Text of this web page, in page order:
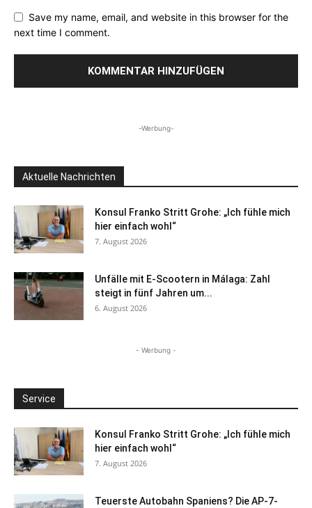
Save my name, email, and website in this browser for the
next time I comment.
-Werbung-
Aktuelle Nachrichten
Konsul Franko Stritt Grohe: „Ich fühle mich
hier einfach wohl“
7. August 2026
Unfälle mit E-Scootern in Málaga: Zahl
steigt in fünf Jahren um...
6. August 2026
- Werbung -
Service
Konsul Franko Stritt Grohe: „Ich fühle mich
hier einfach wohl“
7. August 2026
Teuerste Autobahn Spaniens? Die AP-7-